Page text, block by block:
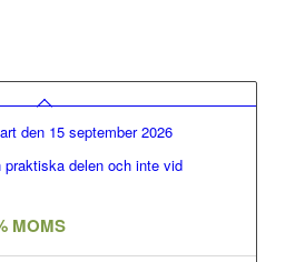
den 15 september 2026
delen och inte vid
MOMS